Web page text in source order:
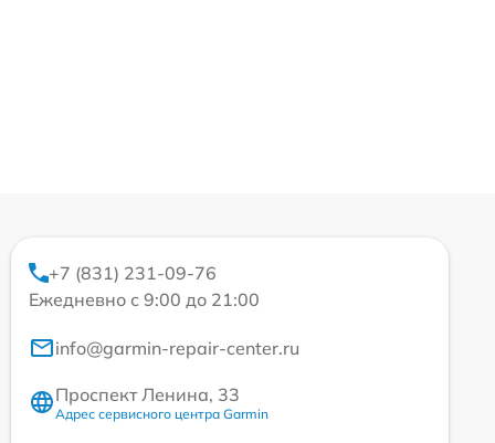
+7 (831) 231-09-76
Ежедневно с 9:00 до 21:00
info@garmin-repair-center.ru
Проспект Ленина, 33
Адрес сервисного центра Garmin